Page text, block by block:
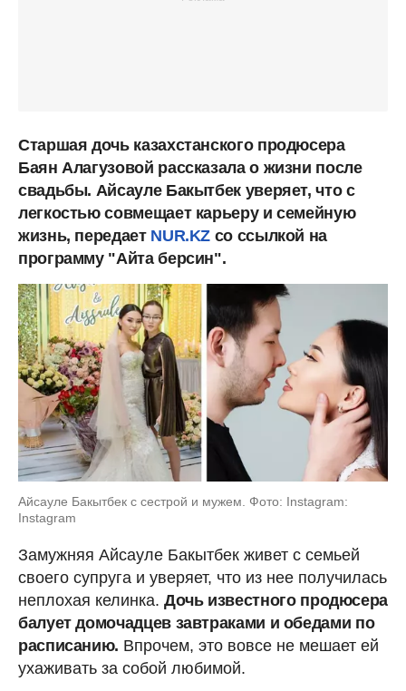
Старшая дочь казахстанского продюсера
Баян Алагузовой рассказала о жизни после
свадьбы. Айсауле Бакытбек уверяет, что с
легкостью совмещает карьеру и семейную
жизнь, передает NUR.KZ со ссылкой на
программу "Айта берсин".
Айсауле Бакытбек с сестрой и мужем. Фото: Instagram:
Instagram
Замужняя Айсауле Бакытбек живет с семьей
своего супруга и уверяет, что из нее получилась
неплохая келинка. Дочь известного продюсера
балует домочадцев завтраками и обедами по
расписанию. Впрочем, это вовсе не мешает ей
ухаживать за собой любимой.